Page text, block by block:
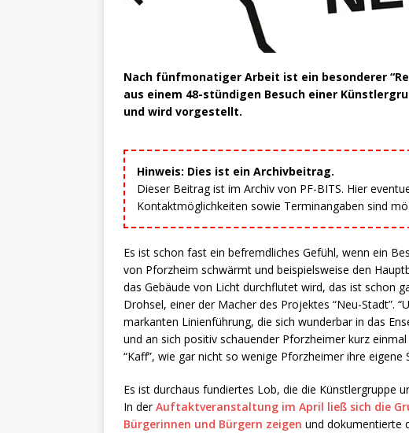
Nach fünfmonatiger Arbeit ist ein besonderer
aus einem 48-stündigen Besuch einer
und wird vorgestellt.
Hinweis: Dies ist ein Archivbeitrag.
Dieser Beitrag ist im Archiv von PF-BITS. Hier
Kontaktmöglichkeiten sowie Terminangaben sind
Es ist schon fast ein befremdliches Gefühl, wenn ein
von Pforzheim schwärmt und beispielsweise den
das Gebäude von Licht durchflutet wird, das ist schon
Drohsel, einer der Macher des Projektes “Neu-Stadt”.
markanten Linienführung, die sich wunderbar in das
und an sich positiv schauender Pforzheimer kurz
“Kaff”, wie gar nicht so wenige Pforzheimer ihre eigene
Es ist durchaus fundiertes Lob, die die Künstlergruppe
In derAuftaktveranstaltung im April ließ sich die
Bürgerinnen und Bürgern zeigen und dokumentierte